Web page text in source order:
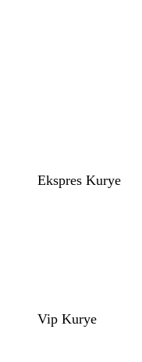
Ekspres Kurye
Vip Kurye